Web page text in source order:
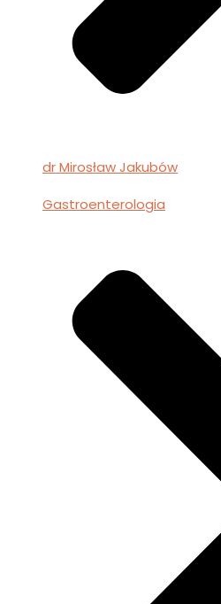
dr Mirosław Jakubów
Gastroenterologia